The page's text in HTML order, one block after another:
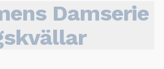
Damserie